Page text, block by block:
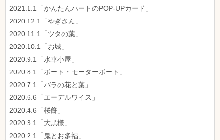
2021.1.1「かんたんハートのPOP-UPカード」
2020.12.1「やぎさん」
2020.11.1「ツタの葉」
2020.10.1「お城」
2020.9.1「水車小屋」
2020.8.1「ボート・モーターボート」
2020.7.1「バラの花と葉」
2020.6.6「エーデルワイス」
2020.4.6「桜餅」
2020.3.1「大黒様」
2020.2.1「鬼とお多福」